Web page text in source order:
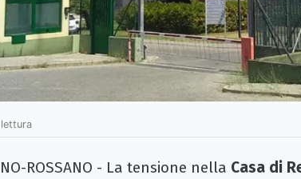
ROSSANO - La tensione nella Casa di